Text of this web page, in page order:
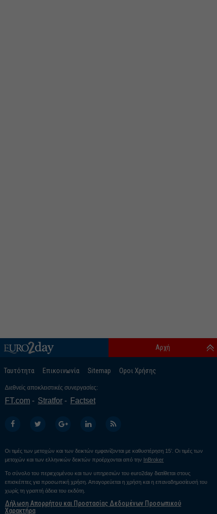
Ταυτότητα Επικοινωνία Sitemap Οροι Χρήσης
Αρχή
Διεθνείς αποκλειστικές συνεργασίες:
FT.com Stratfor Factset
Οι τιμές των μετοχών και των δεικτών εμφανίζονται με καθυστέρηση 15’. Οι τιμές των
μετοχών και των ελληνικών δεικτών προέρχονται από την InBroker
Το σύνολο του περιεχομένου και των υπηρεσιών του euro2day διατίθεται στους
επισκέπτες για προσωπική χρήση. Απαγορεύεται η χρήση και η επαναδημοσίευσή του
χωρίς τη γραπτή άδεια του εκδότη.
Δήλωση Απορρήτου και Προστασίας Δεδομένων Προσωπικού
Χαρακτήρα